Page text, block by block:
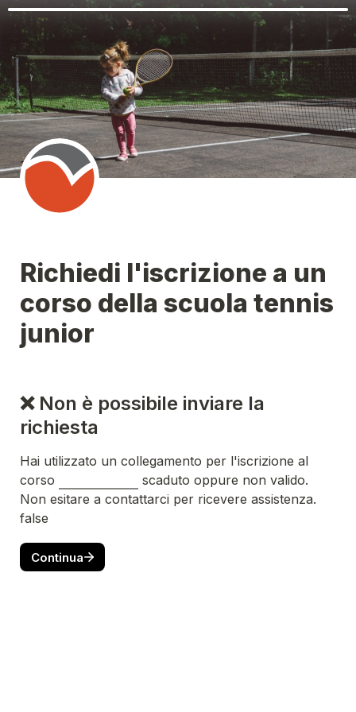
Richiedi l'iscrizione a un
corso della scuola tennis
junior
❌ Non è possibile inviare la
Hai utilizzato un collegamento per l'iscrizione al
corso
scaduto oppure non valido.
false
Continua